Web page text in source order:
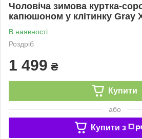
​​​​​​​Чоловіча зимова куртка-
капюшоном у клітинку Gray
В наявності
Роздріб
1 499 ₴
Купити
або
Купити з